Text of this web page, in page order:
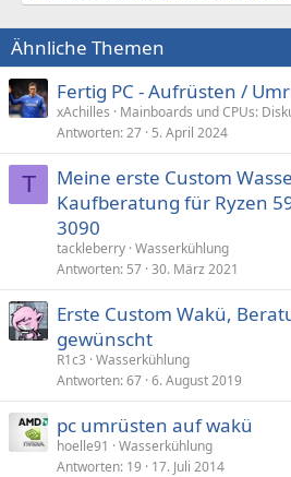
i
o
n
e
n
:
Ähnliche Themen
Fertig PC - Aufrüsten /
xAchilles
Mainboards und CPUs:
Antworten 27 5. April 2024
T
Meine erste Custom
Kaufberatung für Ryzen
3090
tackleberry Wasserkühlung
Antworten 57 30. März 2021
Erste Custom Wakü,
gewünscht
R1c3 Wasserkühlung
Antworten 67 6. August 2019
pc umrüsten auf wakü
hoelle91
Wasserkühlung
Antworten 19 17. Juli 2014